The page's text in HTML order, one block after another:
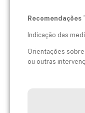
Recomendações
Indicação das
Orientações
ou outras